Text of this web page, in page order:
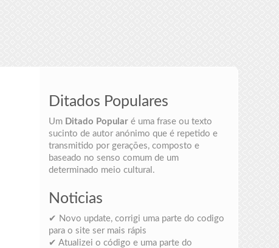
Ditados Populares
Um Ditado Popularé uma frase ou texto
sucinto de autor anónimo que é repetido e
transmitido por gerações, composto e
baseado no senso comum de um
determinado meio cultural.
Noticias
✔ Novo update, corrigi uma parte do codigo
para o site ser mais rápis
✔ Atualizei o código e uma parte do